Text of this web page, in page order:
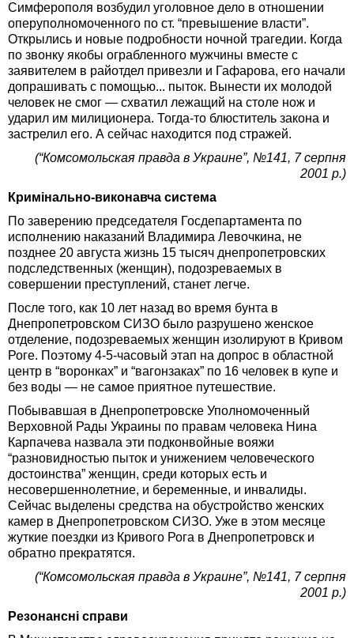
Симферополя возбудил уголовное дело в отношении
оперуполномоченного по ст. “превышение власти”.
Открылись и новые подробности ночной трагедии. Когда
по звонку якобы ограбленного мужчины вместе с
заявителем в райотдел привезли и Гафарова, его начали
допрашивать с помощью... пыток. Вынести их молодой
человек не смог — схватил лежащий на столе нож и
ударил им милиционера. Тогда-то блюститель закона и
застрелил его. А сейчас находится под стражей.
(“Комсомольская правда в Украине”, №141, 7 серпня
2001 р.)
Кримінально-виконавча система
По заверению председателя Госдепартамента по
исполнению наказаний Владимира Левочкина, не
позднее 20 августа жизнь 15 тысяч днепропетровских
подследственных (женщин), подозреваемых в
совершении преступлений, станет легче.
После того, как 10 лет назад во время бунта в
Днепропетровском СИЗО было разрушено женское
отделение, подозреваемых женщин изолируют в Кривом
Роге. Поэтому 4-5-часовый этап на допрос в областной
центр в “воронках” и “вагонзаках” по 16 человек в купе и
без воды — не самое приятное путешествие.
Побывавшая в Днепропетровске Уполномоченный
Верховной Рады Украины по правам человека Нина
Карпачева назвала эти подконвойные вояжи
“разновидностью пыток и унижением человеческого
достоинства” женщин, среди которых есть и
несовершеннолетние, и беременные, и инвалиды.
Сейчас выделены средства на обустройство женских
камер в Днепропетровском СИЗО. Уже в этом месяце
жуткие поездки из Кривого Рога в Днепропетровск и
обратно прекратятся.
(“Комсомольская правда в Украине”, №141, 7 серпня
2001 р.)
Резонансні справи